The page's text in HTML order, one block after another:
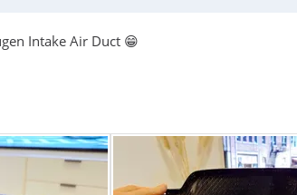
Intake Air Duct 😁